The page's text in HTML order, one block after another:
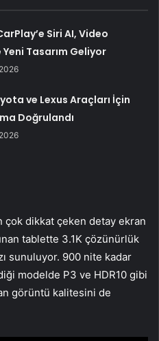
Siri AI, Video
Tasarım Geliyor
ve Lexus Araçları İçin
Doğrulandı
dikkat çeken detay ekran
tablette 3.1K çözünürlük
sunuluyor. 900 nite kadar
modelde P3 ve HDR10 gibi
görüntü kalitesini de